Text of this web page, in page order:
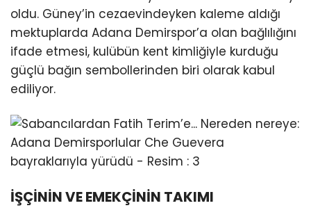
oldu. Güney’in cezaevindeyken kaleme aldığı
mektuplarda Adana Demirspor’a olan bağlılığını
ifade etmesi, kulübün kent kimliğiyle kurduğu
güçlü bağın sembollerinden biri olarak kabul
ediliyor.
İŞÇİNİN VE EMEKÇİNİN TAKIMI